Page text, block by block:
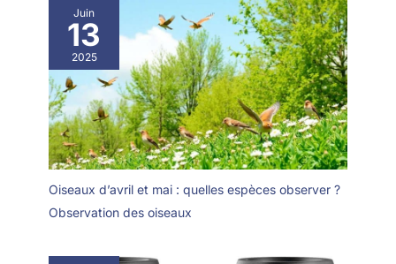
Juin
13
2025
Oiseaux d’avril et mai : quelles espèces observer ?
Observation des oiseaux